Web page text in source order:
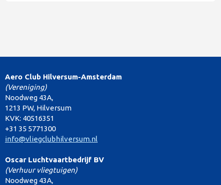
Aero Club Hilversum-Amsterdam
(Vereniging)
Noodweg 43A,
1213 PW, Hilversum
KVK: 40516351
+31 35 5771300
info@vliegclubhilversum.nl
Oscar Luchtvaartbedrijf BV
(Verhuur vliegtuigen)
Noodweg 43A,